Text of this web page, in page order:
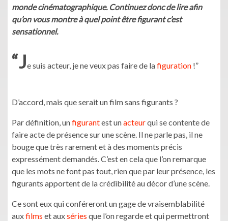
monde cinématographique. Continuez donc de lire afin
qu’on vous montre à quel point être figurant c’est
sensationnel.
“Je suis acteur, je ne veux pas faire de lafiguration !”
D’accord, mais que serait un film sans figurants ?
Par définition, unfigurantest unacteurqui se contente de
faire acte de présence sur une scène. Il ne parle pas, il ne
bouge que très rarement et à des moments précis
expressément demandés. C’est en cela que l’on remarque
que les mots ne font pas tout, rien que par leur présence, les
figurants apportent de la crédibilité au décor d’une scène.
Ce sont eux qui conféreront un gage de vraisemblabilité
auxfilms et auxséries que l’on regarde et qui permettront